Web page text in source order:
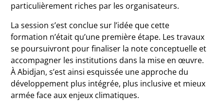
particulièrement riches par les organisateurs.
La session s’est conclue sur l’idée que cette
formation n’était qu’une première étape. Les travaux
se poursuivront pour finaliser la note conceptuelle et
accompagner les institutions dans la mise en œuvre.
À Abidjan, s’est ainsi esquissée une approche du
développement plus intégrée, plus inclusive et mieux
armée face aux enjeux climatiques.